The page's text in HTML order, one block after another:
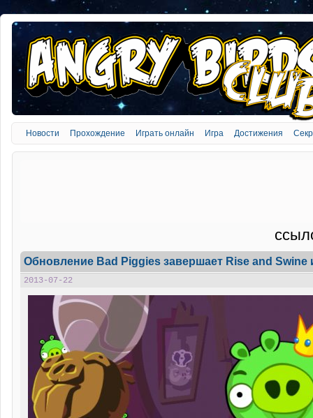
Новости Прохождение Играть онлайн Игра Достижения
Обновление Bad Piggies завершает Rise and Swine
2013-07-22